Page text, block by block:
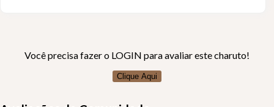
Você precisa fazer o LOGIN para avaliar este charuto!
Clique Aqui